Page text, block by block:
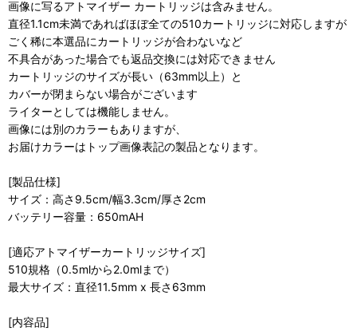
画像に写るアトマイザー カートリッジは含みません。
直径1.1cm未満であればほぼ全ての510カートリッジに対応しますが
ごく稀に本選品にカートリッジが合わないなど
不具合があった場合でも返品交換には対応できません
カートリッジのサイズが長い（63mm以上）と
カバーが閉まらない場合がございます
ライターとしては機能しません。
画像には別のカラーもありますが、
お届けカラーはトップ画像表記の製品となります。
[製品仕様]
サイズ：高さ9.5cm/幅3.3cm/厚さ2cm
バッテリー容量：650mAH
[適応アトマイザーカートリッジサイズ]
510規格（0.5mlから2.0mlまで）
最大サイズ：直径11.5mm x 長さ63mm
[内容品]